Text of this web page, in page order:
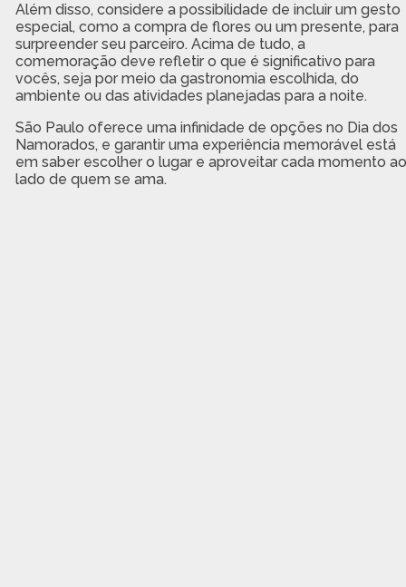
Além disso, considere a possibilidade de incluir um gesto
especial, como a compra de flores ou um presente, para
surpreender seu parceiro. Acima de tudo, a
comemoração deve refletir o que é significativo para
vocês, seja por meio da gastronomia escolhida, do
ambiente ou das atividades planejadas para a noite.
São Paulo oferece uma infinidade de opções no Dia dos
Namorados, e garantir uma experiência memorável está
em saber escolher o lugar e aproveitar cada momento ao
lado de quem se ama.